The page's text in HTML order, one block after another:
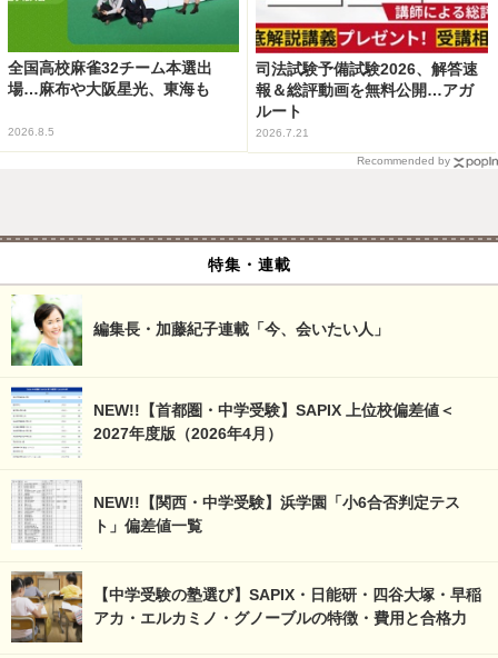
全国高校麻雀32チーム本選出
場…麻布や大阪星光、東海も
2026.8.5
司法試験予備試験2026、解答速
報＆総評動画を無料公開…アガ
ルート
2026.7.21
Recommended by
特集・連載
編集長・加藤紀子連載「今、会いたい人」
NEW!!【首都圏・中学受験】SAPIX 上位校偏差値＜
2027年度版（2026年4月）
NEW!!【関西・中学受験】浜学園「小6合否判定テス
ト」偏差値一覧
【中学受験の塾選び】SAPIX・日能研・四谷大塚・早稲
アカ・エルカミノ・グノーブルの特徴・費用と合格力